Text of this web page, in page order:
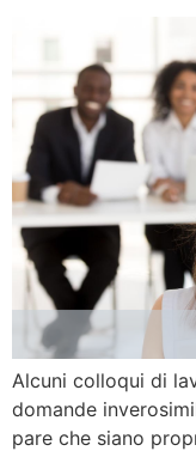
Alcuni colloqui di
domande
pare che siano